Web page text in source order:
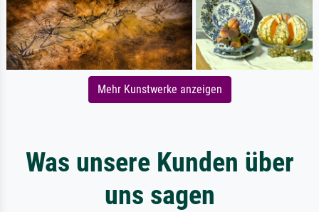
Mehr Kunstwerke anzeigen
Was unsere Kunden über
uns sagen